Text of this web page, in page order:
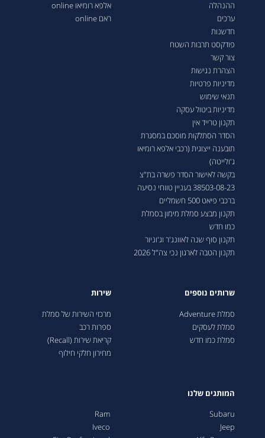
ההנהלה
ערכים
חדשנות
פודקסט תרבות השטח
צור קשר
הצהרת נגישות
מדיניות פרטיות
תנאי שימוש
מדיניות ביטול עסקה
תקנון טרייד אין
הסדר הסתלקות מוסכם במסגרת
תובענה ייצוגית (רכבי אלפא רומיאו
ג'ולייטה)
בקשה לאישור הסדר פשרה בת"צ
38503-08-23 בעניין טווחי נסיעה
ברכבי פיאט 500 חשמליים
תקנון מבצע סמלת מימון בסמלת
כמו חדש
תקנון סוף שנה לאוונג'ר וג'וניור
תקנון הטבה לארגון נכי צה"ל 2026
אלפא רומיאו online
ראם online
שרותים נוספים
סמלת Adventure
סמלת לעסקים
סמלת כמו חדש
שירות
מרכזי השירות של סמלת
ספרות רכב
קריאת שירות (Recall)
מחירון חלקי חילוף
המותגים שלנו
Subaru
Jeep
Ram
Iveco